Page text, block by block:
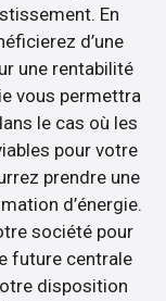
En
d’une
une rentabilité
vous permettra
le cas où les
pour votre
prendre une
d’énergie.
société pour
future centrale
disposition